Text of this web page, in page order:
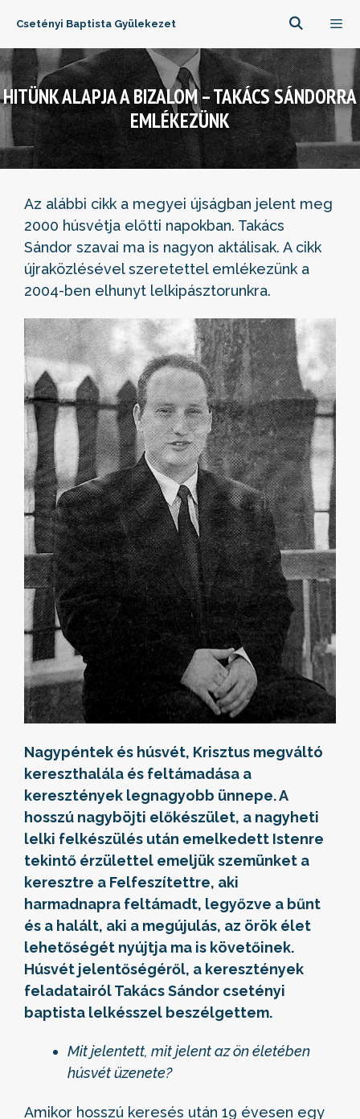
tartalomba
Csetényi Baptista Gyülekezet
Menü
HITÜNK ALAPJA A BIZALOM – TAKÁCS SÁNDORRA
EMLÉKEZÜNK
Az alábbi cikk a megyei újságban jelent meg
2000 húsvétja előtti napokban. Takács
Sándor szavai ma is nagyon aktálisak. A cikk
újraközlésével szeretettel emlékezünk a
2004-ben elhunyt lelkipásztorunkra.
Nagypéntek és húsvét, Krisztus megváltó
kereszthalála és feltámadása a
keresztények legnagyobb ünnepe. A
hosszú nagyböjti előkészület, a nagyheti
lelki felkészülés után emelkedett Istenre
tekintő érzülettel emeljük szemünket a
keresztre a Felfeszítettre, aki
harmadnapra feltámadt, legyőzve a bűnt
és a halált, aki a megújulás, az örök élet
lehetőségét nyújtja ma is követőinek.
Húsvét jelentőségéről, a keresztények
feladatairól Takács Sándor csetényi
baptista lelkésszel beszélgettem.
Mit jelentett, mit jelent az ön életében
húsvét üzenete?
Amikor hosszú keresés után 19 évesen egy